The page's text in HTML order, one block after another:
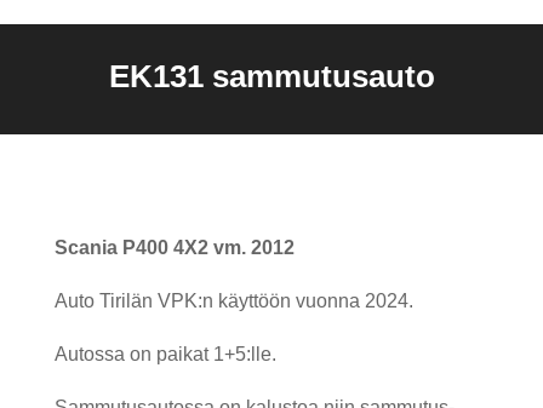
EK131 sammutusauto
Scania P400 4X2 vm. 2012
Auto Tirilän VPK:n käyttöön vuonna 2024.
Autossa on paikat 1+5:lle.